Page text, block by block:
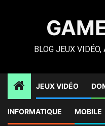
BLOG JEUX
JEUX VIDÉO
INFORMATIQUE MOBILE
compatible avec PC et